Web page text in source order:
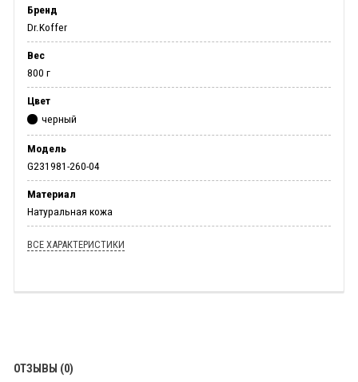
Бренд
Dr.Koffer
Вес
800 г
Цвет
черный
Модель
G231981-260-04
Материал
Натуральная кожа
ВСЕ ХАРАКТЕРИСТИКИ
ОТЗЫВЫ (0)